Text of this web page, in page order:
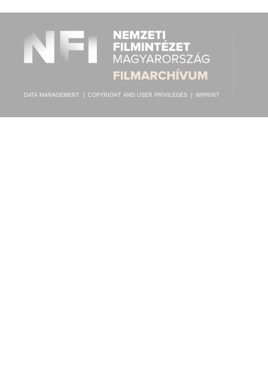
DATA MANAGEMENT COPYRIGHT AND USER PRIVILEGES IMPRINT